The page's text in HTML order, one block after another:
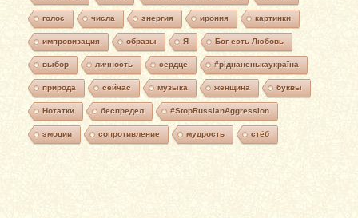
голос числа энергия ирония картинки
импровизация образы Я Бог есть Любовь
выбор личность сердце #ріднаненькаукраїна
природа сейчас музыка женщина буквы
Нотатки беспредел #StopRussianAggression
эмоции сопротивление мудрость стёб